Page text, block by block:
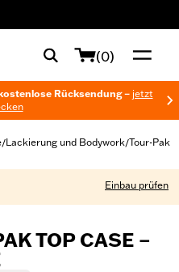
(0)
Rücksendung – jetzt
/Lackierung und Bodywork/Tour-Pak
Einbau prüfen
TOP CASE –